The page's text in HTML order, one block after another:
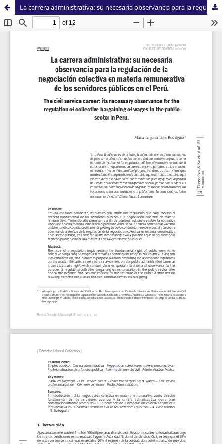
La carrera administrativa: su necesaria observancia para la regulación de la negociación colectiva en materia remunerativa de los servidores públicos en el Perú